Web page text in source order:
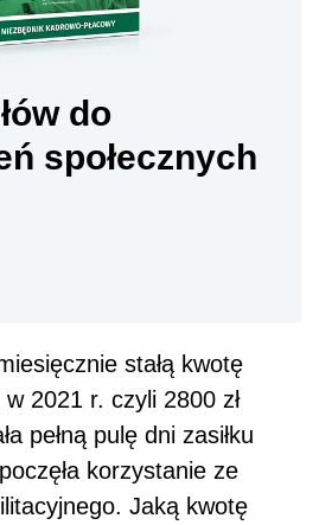
do
społecznych
stałą kwotę
2021 r. czyli 2800 zł
pełną pulę dni zasiłku
korzystanie ze
Jaką kwotę